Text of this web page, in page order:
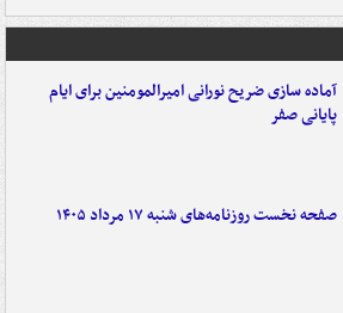
آماده سازی ضریح نورانی امیرالمومنین برای ایام
پایانی صفر
صفحه نخست روزنامه‌های شنبه ۱۷ مرداد ۱۴۰۵